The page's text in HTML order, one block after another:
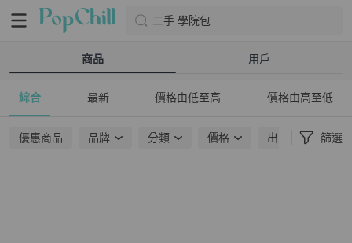
二手 學院包
商品 用戶
綜合 最新 價格由低至高 價格由高至低
優惠商品 品牌 分類 價格 出貨地點 篩選